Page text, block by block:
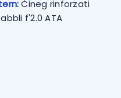
Ċineg rinforzati
f'2.0 ATA